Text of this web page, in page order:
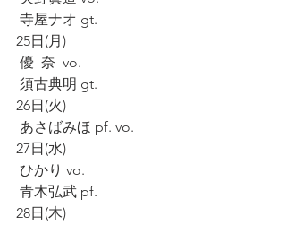
寺屋ナオ gt.
25日(月)
優  奈  vo.
須古典明 gt.
26日(火)
あさばみほ pf. vo.
27日(水)
ひかり vo.
青木弘武 pf.
28日(木)